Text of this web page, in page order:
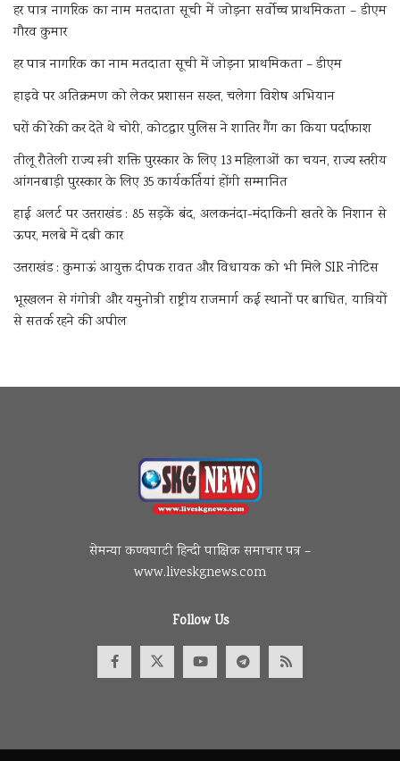
हर पात्र नागरिक का नाम मतदाता सूची में जोड़ना सर्वोच्च प्राथमिकता – डीएम
गौरव कुमार
हर पात्र नागरिक का नाम मतदाता सूची में जोड़ना प्राथमिकता – डीएम
हाइवे पर अतिक्रमण को लेकर प्रशासन सख्त, चलेगा विशेष अभियान
घरों की रेकी कर देते थे चोरी, कोटद्वार पुलिस ने शातिर गैंग का किया पर्दाफाश
तीलू रौतेली राज्य स्त्री शक्ति पुरस्कार के लिए 13 महिलाओं का चयन, राज्य स्तरीय
आंगनबाड़ी पुरस्कार के लिए 35 कार्यकर्तियां होंगी सम्मानित
हाई अलर्ट पर उत्तराखंड : 85 सड़कें बंद, अलकनंदा-मंदाकिनी खतरे के निशान से
ऊपर, मलबे में दबी कार
उत्तराखंड : कुमाऊं आयुक्त दीपक रावत और विधायक को भी मिले SIR नोटिस
भूस्खलन से गंगोत्री और यमुनोत्री राष्ट्रीय राजमार्ग कई स्थानों पर बाधित, यात्रियों
से सतर्क रहने की अपील
सेमन्या कण्वघाटी हिन्दी पाक्षिक समाचार पत्र –
www.liveskgnews.com
Follow Us